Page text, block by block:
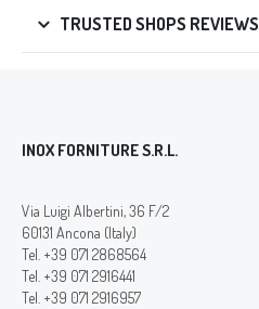
TRUSTED SHOPS REVIEWS
INOX FORNITURE S.R.L.
Via Luigi Albertini, 36 F/2
60131 Ancona (Italy)
Tel. +39 071 2868564
Tel. +39 071 2916441
Tel. +39 071 2916957